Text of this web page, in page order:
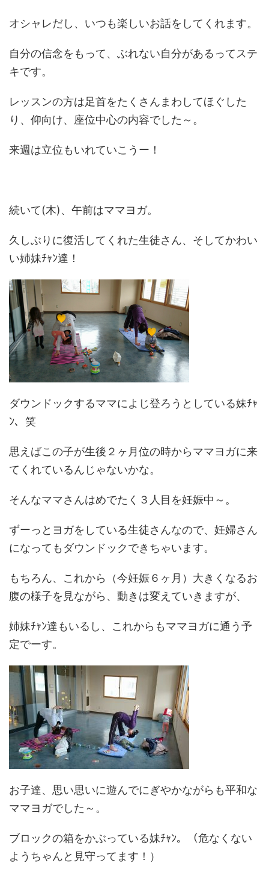
オシャレだし、いつも楽しいお話をしてくれます。
自分の信念をもって、ぶれない自分があるってステ
キです。
レッスンの方は足首をたくさんまわしてほぐした
り、仰向け、座位中心の内容でした～。
来週は立位もいれていこうー！
続いて(木)、午前はママヨガ。
久しぶりに復活してくれた生徒さん、そしてかわい
い姉妹ﾁｬﾝ達！
ダウンドックするママによじ登ろうとしている妹ﾁｬ
ﾝ、笑
思えばこの子が生後２ヶ月位の時からママヨガに来
てくれているんじゃないかな。
そんなママさんはめでたく３人目を妊娠中～。
ずーっとヨガをしている生徒さんなので、妊婦さん
になってもダウンドックできちゃいます。
もちろん、これから（今妊娠６ヶ月）大きくなるお
腹の様子を見ながら、動きは変えていきますが、
姉妹ﾁｬﾝ達もいるし、これからもママヨガに通う予
定でーす。
お子達、思い思いに遊んでにぎやかながらも平和な
ママヨガでした～。
ブロックの箱をかぶっている妹ﾁｬﾝ。（危なくない
ようちゃんと見守ってます！）